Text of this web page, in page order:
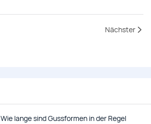
Nächster
Wie lange sind Gussformen in der Regel